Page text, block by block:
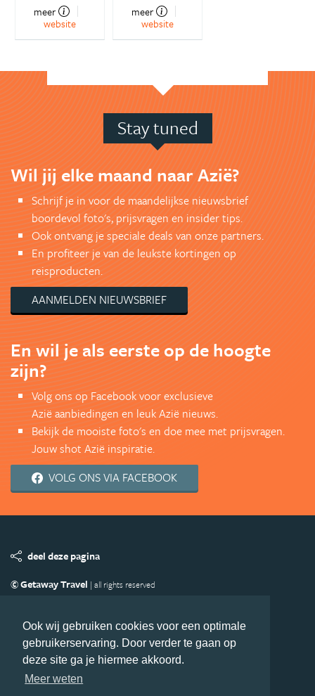
Ook wij gebruiken cookies voor een optimale
gebruikerservaring. Door verder te gaan op
deze site ga je hiermee akkoord.
Meer weten
meer
website
meer
website
Stay tuned
Wil jij elke maand naar Azië?
Schrijf je in voor de maandelijkse nieuwsbrief
boordevol foto's, prijsvragen en insider tips.
Ook ontvang je speciale deals van onze partners.
En profiteer je van de leukste kortingen op
reisproducten.
AANMELDEN NIEUWSBRIEF
En wil je als eerste op de hoogte
zijn?
Volg ons op Facebook voor exclusieve
Azië aanbiedingen en leuk Azië nieuws.
Bekijk de mooiste foto's en doe mee met prijsvragen.
Jouw shot Azië inspiratie.
VOLG ONS VIA FACEBOOK
deel deze pagina
© Getaway Travel | all rights reserved
Copyright
Privacy statement Disclaimer
Cookies
Volg Azie.nl
Nieuwsbrief
Facebook